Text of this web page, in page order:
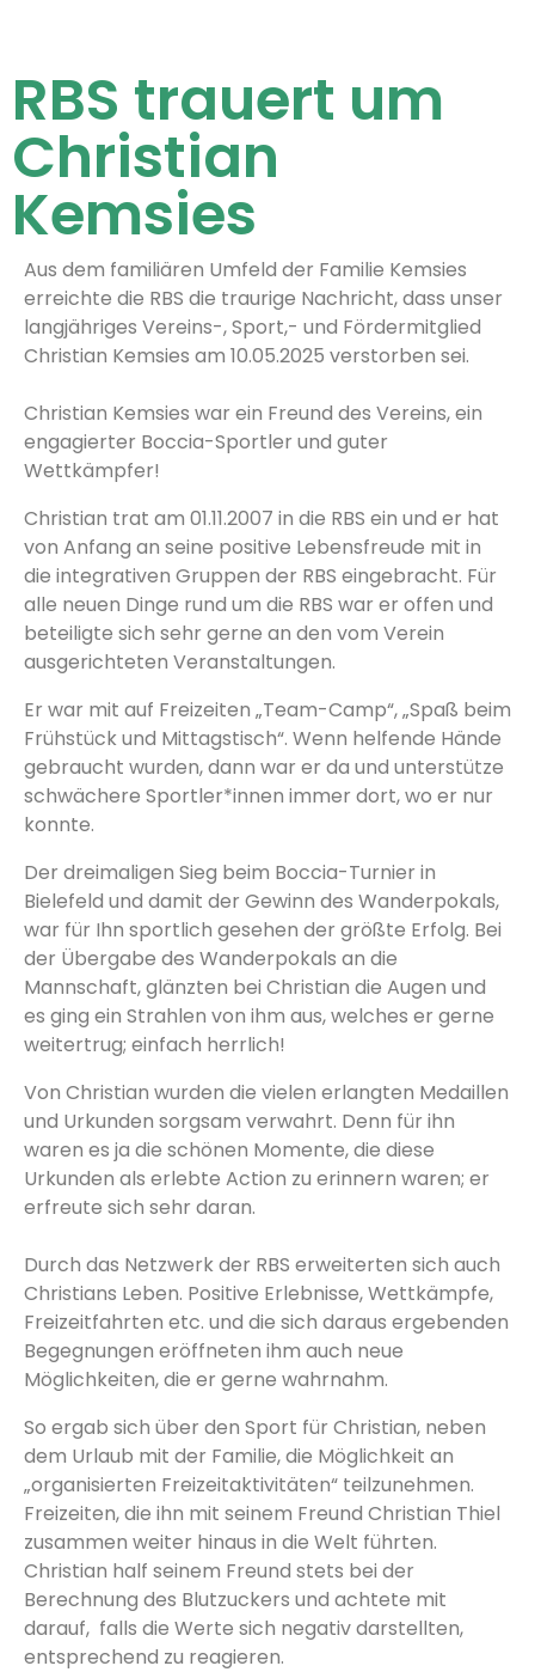
RBS trauert um
Christian
Kemsies
Aus dem familiären Umfeld der Familie Kemsies
erreichte die RBS die traurige Nachricht, dass unser
langjähriges Vereins-, Sport,- und Fördermitglied
Christian Kemsies am 10.05.2025 verstorben sei.
Christian Kemsies war ein Freund des Vereins, ein
engagierter Boccia-Sportler und guter
Wettkämpfer!
Christian trat am 01.11.2007 in die RBS ein und er hat
von Anfang an seine positive Lebensfreude mit in
die integrativen Gruppen der RBS eingebracht. Für
alle neuen Dinge rund um die RBS war er offen und
beteiligte sich sehr gerne an den vom Verein
ausgerichteten Veranstaltungen.
Er war mit auf Freizeiten „Team-Camp“, „Spaß beim
Frühstück und Mittagstisch“. Wenn helfende Hände
gebraucht wurden, dann war er da und unterstütze
schwächere Sportler*innen immer dort, wo er nur
konnte.
Der dreimaligen Sieg beim Boccia-Turnier in
Bielefeld und damit der Gewinn des Wanderpokals,
war für Ihn sportlich gesehen der größte Erfolg. Bei
der Übergabe des Wanderpokals an die
Mannschaft, glänzten bei Christian die Augen und
es ging ein Strahlen von ihm aus, welches er gerne
weitertrug; einfach herrlich!
Von Christian wurden die vielen erlangten Medaillen
und Urkunden sorgsam verwahrt. Denn für ihn
waren es ja die schönen Momente, die diese
Urkunden als erlebte Action zu erinnern waren; er
erfreute sich sehr daran.
Durch das Netzwerk der RBS erweiterten sich auch
Christians Leben. Positive Erlebnisse, Wettkämpfe,
Freizeitfahrten etc. und die sich daraus ergebenden
Begegnungen eröffneten ihm auch neue
Möglichkeiten, die er gerne wahrnahm.
So ergab sich über den Sport für Christian, neben
dem Urlaub mit der Familie, die Möglichkeit an
„organisierten Freizeitaktivitäten“ teilzunehmen.
Freizeiten, die ihn mit seinem Freund Christian Thiel
zusammen weiter hinaus in die Welt führten.
Christian half seinem Freund stets bei der
Berechnung des Blutzuckers und achtete mit
darauf, falls die Werte sich negativ darstellten,
entsprechend zu reagieren.